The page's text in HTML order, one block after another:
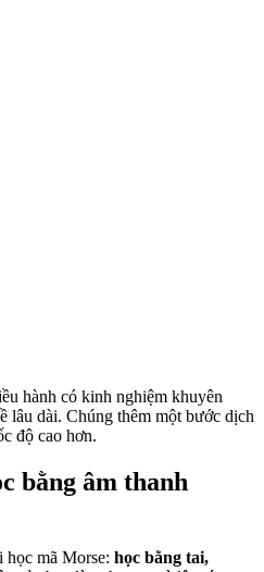
hành có kinh nghiệm khuyên
lâu dài. Chúng thêm một bước dịch
độ cao hơn.
bằng âm thanh
học mã Morse: học bằng tai,